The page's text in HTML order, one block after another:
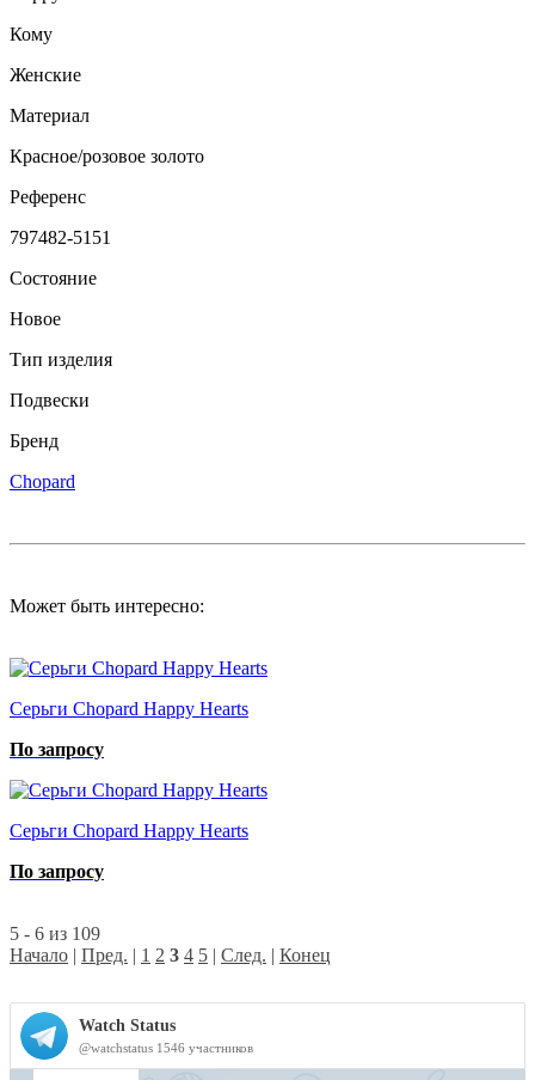
Кому
Женские
Материал
Красное/розовое золото
Референс
797482-5151
Состояние
Новое
Тип изделия
Подвески
Бренд
Chopard
Может быть интересно:
Серьги Chopard Happy Hearts
По запросу
Серьги Chopard Happy Hearts
По запросу
5 - 6 из 109
Начало | Пред. | 1 2 3 4 5 | След. | Конец